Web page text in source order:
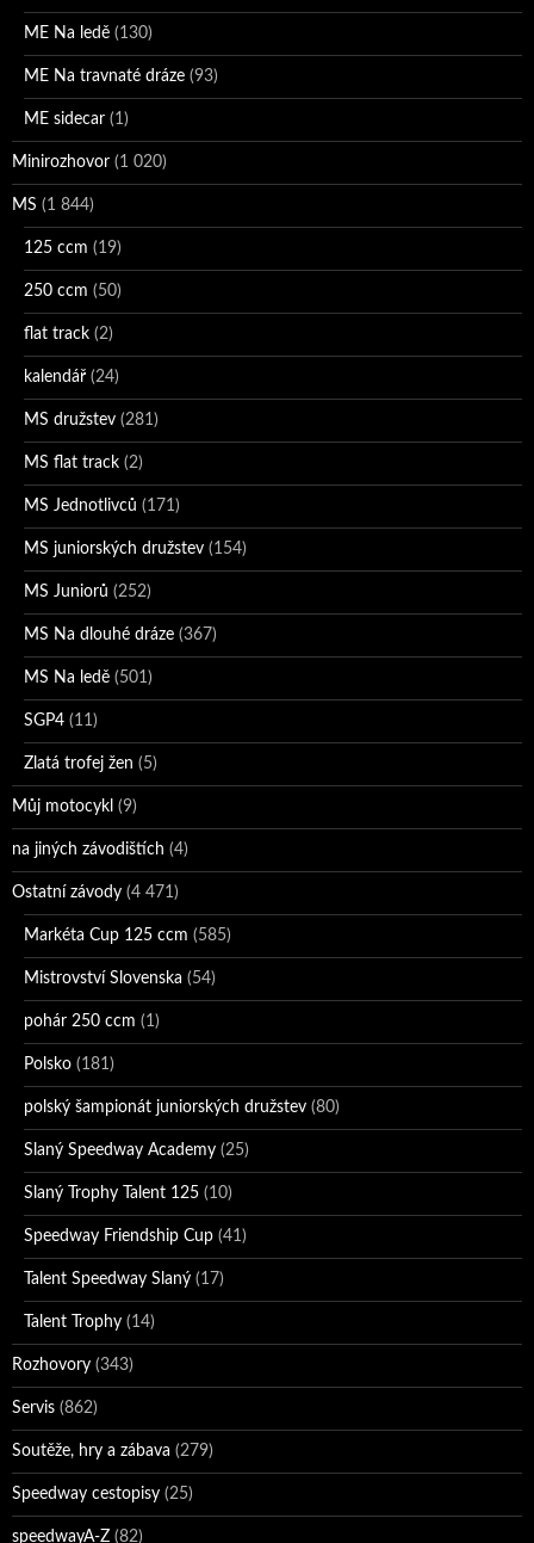
ME Na ledě (130)
ME Na travnaté dráze (93)
ME sidecar (1)
Minirozhovor (1 020)
MS (1 844)
125 ccm (19)
250 ccm (50)
flat track (2)
kalendář (24)
MS družstev (281)
MS flat track (2)
MS Jednotlivců (171)
MS juniorských družstev (154)
MS Juniorů (252)
MS Na dlouhé dráze (367)
MS Na ledě (501)
SGP4 (11)
Zlatá trofej žen (5)
Můj motocykl (9)
na jiných závodištích (4)
Ostatní závody (4 471)
Markéta Cup 125 ccm (585)
Mistrovství Slovenska (54)
pohár 250 ccm (1)
Polsko (181)
polský šampionát juniorských družstev (80)
Slaný Speedway Academy (25)
Slaný Trophy Talent 125 (10)
Speedway Friendship Cup (41)
Talent Speedway Slaný (17)
Talent Trophy (14)
Rozhovory (343)
Servis (862)
Soutěže, hry a zábava (279)
Speedway cestopisy (25)
speedwayA-Z (82)